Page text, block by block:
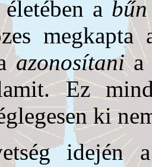
a bűn
azonosítania
Ez
ki
idején